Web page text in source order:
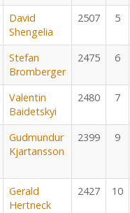
David
Shengelia
2507 5
Stefan
Bromberger
2475 6
Valentin
Baidetskyi
2480 7
Gudmundur
Kjartansson
2399 9
Gerald
Hertneck
2427 10